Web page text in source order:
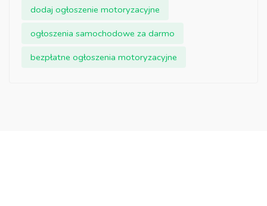
dodaj ogłoszenie motoryzacyjne
ogłoszenia samochodowe za darmo
bezpłatne ogłoszenia motoryzacyjne